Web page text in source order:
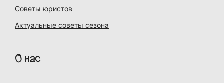
Советы юристов
Актуальные советы сезона
О нас